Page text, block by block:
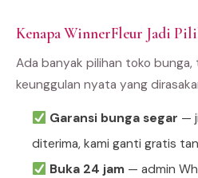
Kenapa WinnerFleur Jadi
Ada banyak pilihan toko
keunggulan nyata yang
Garansi bunga segar —
diterima, kami ganti gratis
Buka 24 jam— admin